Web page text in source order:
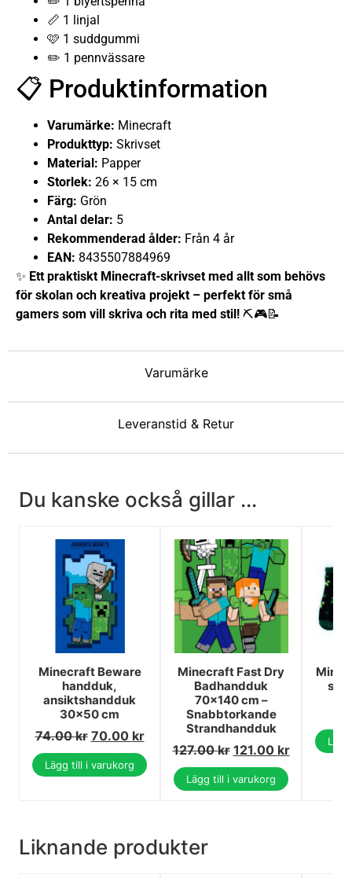
Varumärke
Leveranstid & Retur
📏 1 linjal
🩷 1 suddgummi
✏️ 1 pennvässare
📋 Produktinformation
Varumärke: Minecraft
Produkttyp: Skrivset
Material: Papper
Storlek: 26 × 15 cm
Färg: Grön
Antal delar: 5
Rekommenderad ålder: Från 4 år
EAN: 8435507884969
✨ Ett praktiskt Minecraft-skrivset med allt som behövs
för skolan och kreativa projekt – perfekt för små
gamers som vill skriva och rita med stil! ⛏️🎮📝
Du kanske också gillar ...
Minecraft Beware
handduk,
ansiktshandduk
30x50 cm
74.00kr 70.00 kr
Lägg till i varukorg
Minecraft Fast Dry
Badhandduk
70x140 cm –
Snabbtorkande
Strandhandduk
127.00kr 121.00 kr
Lägg till i varukorg
Liknande produkter